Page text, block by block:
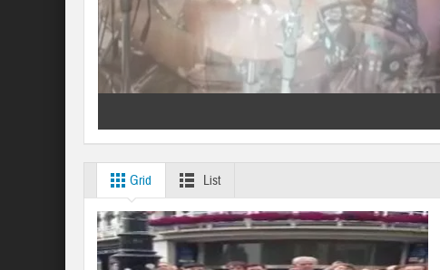
Grid List